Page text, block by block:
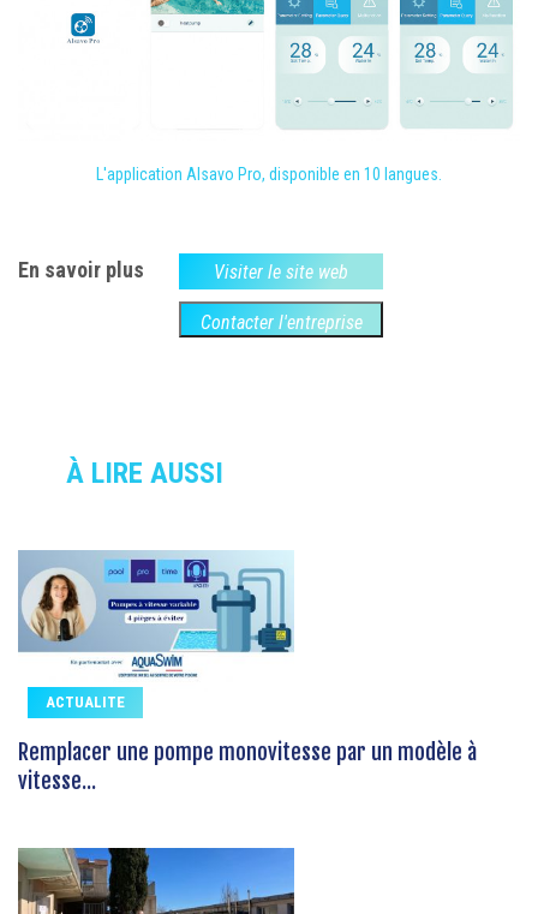
L'application Alsavo Pro, disponible en 10 langues.
En savoir plus Visiter le site web
Contacter l'entreprise
À LIRE AUSSI
ACTUALITE
Remplacer une pompe monovitesse par un modèle à
vitesse...